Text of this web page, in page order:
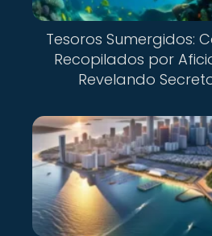
Tesoros Sumergidos:
Recopilados por
Revelando